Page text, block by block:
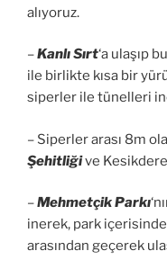
alıyoruz.
–Kanlı Sırt‘a ulaşıp
ile birlikte kısa bir
siperler ile tünelleri
– Siperler arası 8m
Şehitliğive
–Mehmetçik Parkı
inerek, park
arasından geçerek